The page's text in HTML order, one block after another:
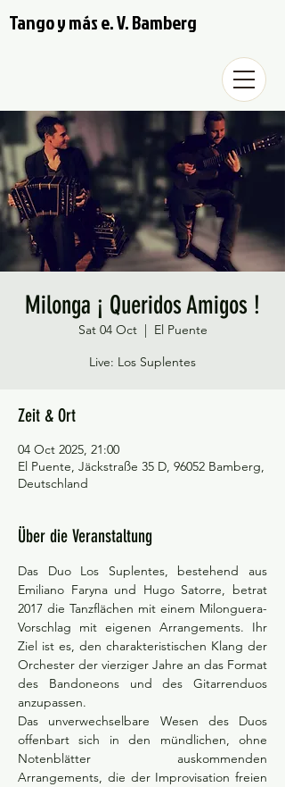
Tango y más e. V. Bamberg
Milonga ¡ Queridos Amigos !
Sat 04 Oct
  |
El Puente
Live: Los Suplentes
Zeit & Ort
04 Oct 2025, 21:00
El Puente, Jäckstraße 35 D, 96052 Bamberg,
Deutschland
Über die Veranstaltung
Das Duo Los Suplentes, bestehend aus
Emiliano Faryna und Hugo Satorre, betrat
2017 die Tanzflächen mit einem Milonguera-
Vorschlag mit eigenen Arrangements. Ihr
Ziel ist es, den charakteristischen Klang der
Orchester der vierziger Jahre an das Format
des Bandoneons und des Gitarrenduos
anzupassen.
Das unverwechselbare Wesen des Duos
offenbart sich in den mündlichen, ohne
Notenblätter auskommenden
Arrangements, die der Improvisation freien